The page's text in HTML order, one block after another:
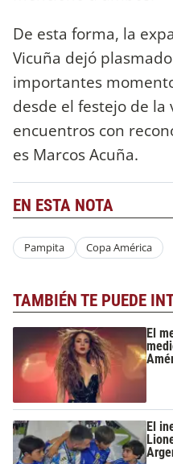
De esta forma, la
Vicuña dejó
importantes
desde el festejo de la
encuentros con
es Marcos Acuña.
EN ESTA NOTA
Pampita Copa América
TAMBIÉN TE PUEDE
El
El